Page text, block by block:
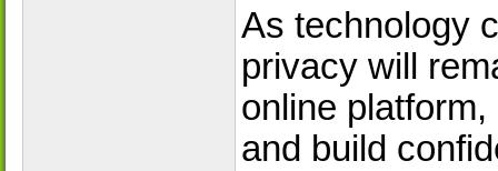
As technology
privacy will
online
and build